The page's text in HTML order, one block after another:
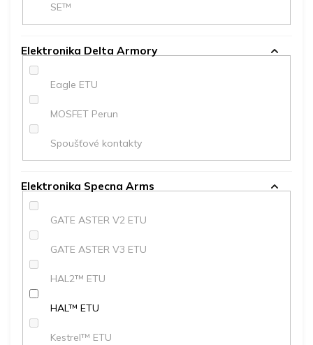
SE™
Elektronika Delta Armory
Eagle ETU
MOSFET Perun
Spoušťové kontakty
Elektronika Specna Arms
GATE ASTER V2 ETU
GATE ASTER V3 ETU
HAL2™ ETU
HAL™ ETU
Kestrel™ ETU